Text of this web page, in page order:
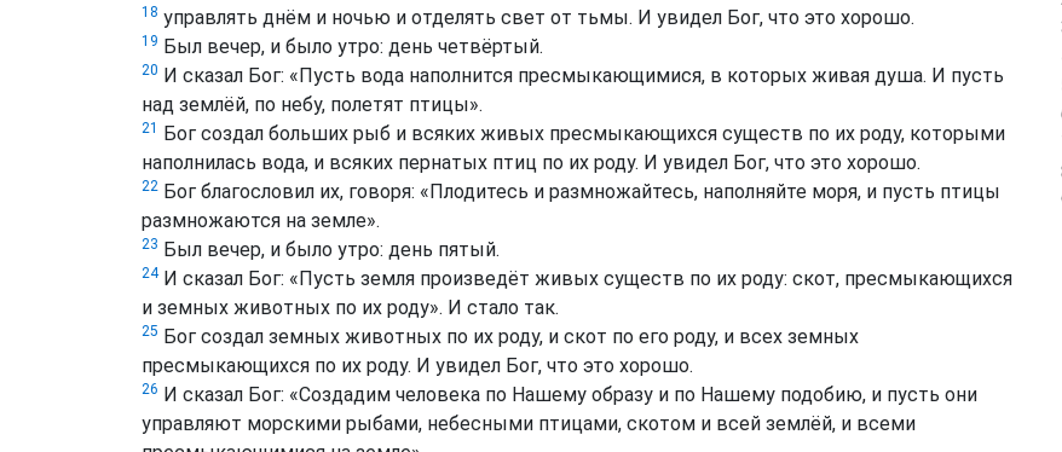
18 управлять днём и ночью и отделять свет от тьмы. И увидел Бог, что это хорошо.
19 Был вечер, и было утро: день четвёртый.
20 И сказал Бог: «Пусть вода наполнится пресмыкающимися, в которых живая душа. И пусть
над землёй, по небу, полетят птицы».
21 Бог создал больших рыб и всяких живых пресмыкающихся существ по их роду, которыми
наполнилась вода, и всяких пернатых птиц по их роду. И увидел Бог, что это хорошо.
22 Бог благословил их, говоря: «Плодитесь и размножайтесь, наполняйте моря, и пусть птицы
размножаются на земле».
23 Был вечер, и было утро: день пятый.
24И сказал Бог: «Пусть земля произведёт живых существ по их роду: скот, пресмыкающихся
и земных животных по их роду». И стало так.
25 Бог создал земных животных по их роду, и скот по его роду, и всех земных
пресмыкающихся по их роду. И увидел Бог, что это хорошо.
26 И сказал Бог: «Создадим человека по Нашему образу и по Нашему подобию, и пусть они
управляют морскими рыбами, небесными птицами, скотом и всей землёй, и всеми